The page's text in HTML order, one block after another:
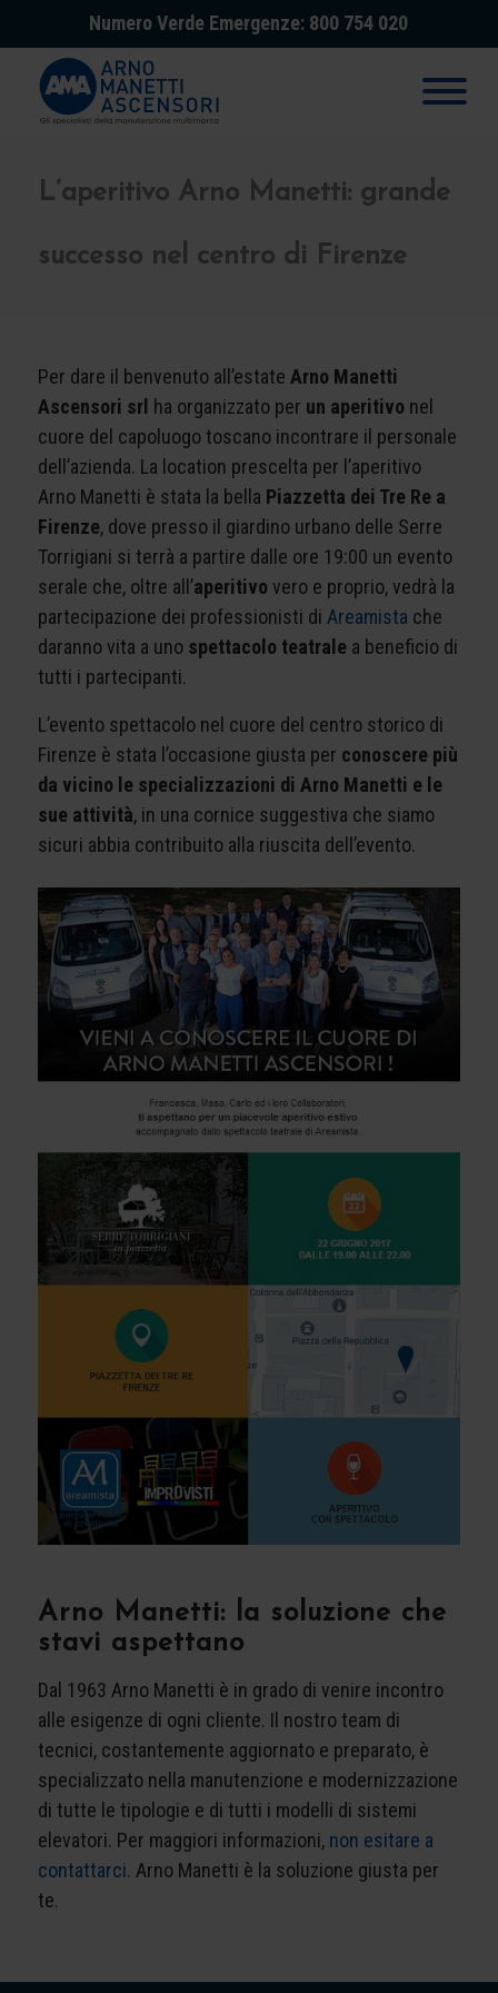
Numero Verde Emergenze: 800 754 020
L’aperitivo Arno Manetti: grande
successo nel centro di Firenze
Per dare il benvenuto all’estate Arno Manetti
Ascensori srl ha organizzato per un aperitivonel
cuore del capoluogo toscano incontrare il personale
dell’azienda. La location prescelta per l’aperitivo
Arno Manetti è stata la bella Piazzetta dei Tre Re a
Firenze, dove presso il giardino urbano delle Serre
Torrigiani si terrà a partire dalle ore 19:00 un evento
serale che, oltre all’aperitivovero e proprio, vedrà la
partecipazione dei professionisti di Areamista che
daranno vita a uno spettacolo teatralea beneficio di
tutti i partecipanti.
L’evento spettacolo nel cuore del centro storico di
Firenze è stata l’occasione giusta per conoscere più
da vicino le specializzazioni di Arno Manetti e le
sue attività, in una cornice suggestiva che siamo
sicuri abbia contribuito alla riuscita dell’evento.
Arno Manetti: la soluzione che
stavi aspettano
Dal 1963 Arno Manetti è in grado di venire incontro
alle esigenze di ogni cliente. Il nostro team di
tecnici, costantemente aggiornato e preparato, è
specializzato nella manutenzione e modernizzazione
di tutte le tipologie e di tutti i modelli di sistemi
elevatori. Per maggiori informazioni, non esitare a
contattarci. Arno Manetti è la soluzione giusta per
te.